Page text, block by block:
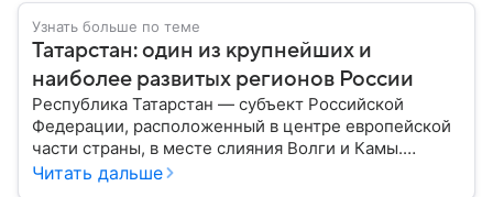
Узнать больше по теме
Татарстан: один из крупнейших и
наиболее развитых регионов России
Республика Татарстан — субъект Российской
Федерации, расположенный в центре европейской
части страны, в месте слияния Волги и Камы.
Регион считается одним из ведущих
Читать дальше